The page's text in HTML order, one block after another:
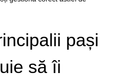
pași
să îi